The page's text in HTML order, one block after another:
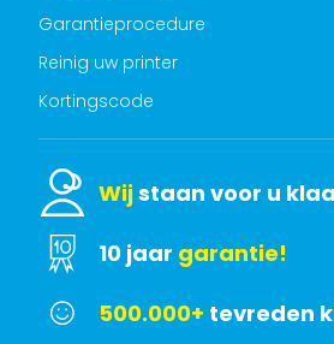
Garantieprocedure
Reinig uw printer
Kortingscode
Wijstaan voor u
10 jaar garantie!
500.000+ tevreden